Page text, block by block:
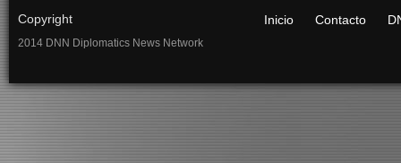
Copyright
2014 DNN Diplomatics News Network
Inicio Contacto